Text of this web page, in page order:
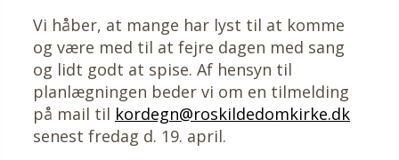
Vi håber, at mange har lyst til at komme
og være med til at fejre dagen med sang
og lidt godt at spise. Af hensyn til
planlægningen beder vi om en tilmelding
på mail til kordegn@roskildedomkirke.dk
senest fredag d. 19. april.